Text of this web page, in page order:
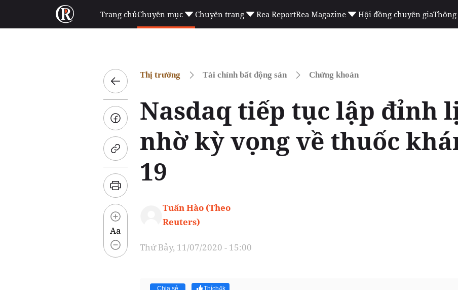
Trang chủChuyên mục Chuyên trang Rea ReportRea Magazine Hội đồng chuyên gia
Aa
Thị trường Tài chính bất động sản Chứng khoán
Nasdaq tiếp tục lập đỉnh
nhờ kỳ vọng về thuốc
19
Tuấn Hào (Theo
Reuters)
Thứ Bảy, 11/07/2020 - 15:00
Chia sẻ Thích4k